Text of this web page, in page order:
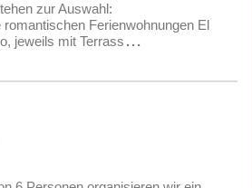
zur Auswahl:
romantischen Ferien­wohnungen El
jeweils mit Terrass ...